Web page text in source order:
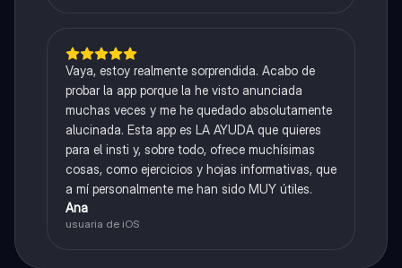
Vaya, estoy realmente sorprendida. Acabo de
probar la app porque la he visto anunciada
muchas veces y me he quedado absolutamente
alucinada. Esta app es LA AYUDA que quieres
para el insti y, sobre todo, ofrece muchísimas
cosas, como ejercicios y hojas informativas, que
a mí personalmente me han sido MUY útiles.
Ana
usuaria de iOS